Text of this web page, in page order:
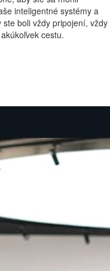
inteligentné systémy a
boli vždy pripojení, vždy
cestu.
technológií MG Pilot
asistenta
v dopravnej zápche, od
- MG Pilot vám vždy